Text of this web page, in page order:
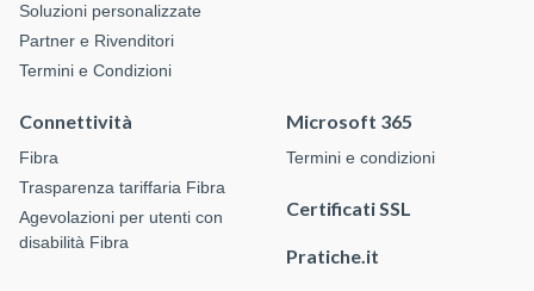
Soluzioni personalizzate
Partner e Rivenditori
Termini e Condizioni
Connettività
Fibra
Trasparenza tariffaria Fibra
Agevolazioni per utenti con
disabilità Fibra
Microsoft 365
Termini e condizioni
Certificati SSL
Pratiche.it